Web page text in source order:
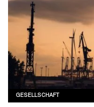
GESELLSCHAFT